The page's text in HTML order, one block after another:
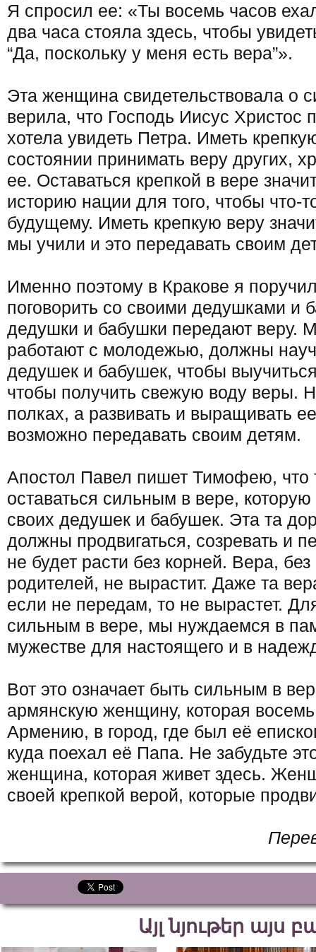
Я спросил ее: «Ты восемь часов
два часа стояла здесь, чтобы
“Да, поскольку у меня есть вера”».
Эта женщина свидетельствовала о
верила, что Господь Иисус Христос
хотела увидеть Петра. Иметь
состоянии принимать веру других,
ее. Оставаться крепкой в вере
историю нации для того, чтобы что-
будущему. Иметь крепкую веру
мы учили и это передавать своим
Именно поэтому в Кракове я
поговорить со своими дедушками и
дедушки и бабушки передают веру.
работают с молодежью, должны
дедушек и бабушек, чтобы
чтобы получить свежую воду веры.
полках, а развивать и выращивать
возможно передавать своим детям.
Апостол Павел пишет Тимофею, что
оставаться сильным в вере, которую
своих дедушек и бабушек. Эта та
должны продвигаться, созревать и
не будет расти без корней. Вера,
родителей, не вырастит. Даже та
если не передам, то не вырастет.
сильным в вере, мы нуждаемся в
мужестве для настоящего и в
Вот это означает быть сильным в
армянскую женщину, которая
Армению, в город, где был её
куда поехал её Папа. Не забудьте
женщина, которая живет здесь.
своей крепкой верой, которые
Այլ նյութեր այս